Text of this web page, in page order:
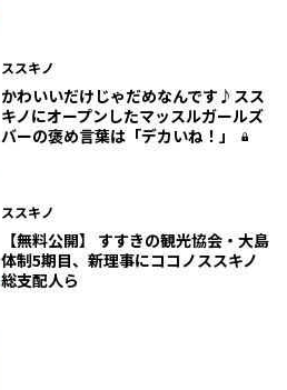
ススキノ
かわいいだけじゃだめなんです♪スス
キノにオープンしたマッスルガールズ
バーの褒め言葉は「デカいね！」
ススキノ
【無料公開】 すすきの観光協会・大島
体制5期目、新理事にココノススキノ
総支配人ら